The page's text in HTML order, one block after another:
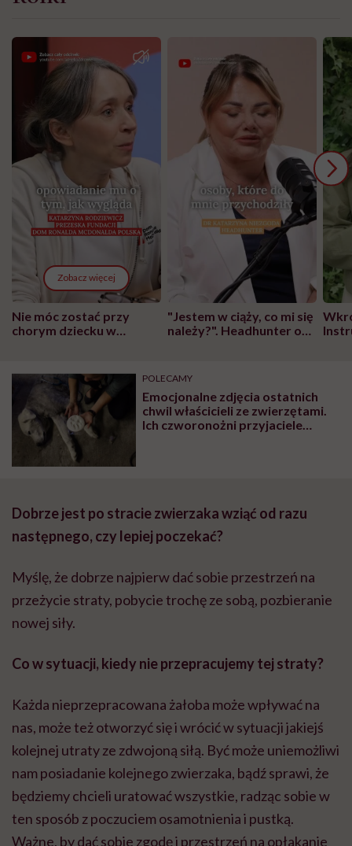
Zobacz więcej
Nie móc zostać przy
chorym dziecku w
może chyba tylko
głupota i brak
wyobraźni"
"Jestem w ciąży, co mi się
należy?". Headhunter o
pracy
POLECAMY
Emocjonalne zdjęcia ostatnich
chwil właścicieli ze zwierzętami.
Ich czworonożni przyjaciele
Dobrze jest po stracie zwierzaka wziąć od razu
następnego, czy lepiej poczekać?
Myślę, że dobrze najpierw dać sobie przestrzeń na
przeżycie straty, pobycie trochę ze sobą, pozbieranie
nowej siły.
Co w sytuacji, kiedy nie przepracujemy tej straty?
Każda nieprzepracowana żałoba możewpływać na
nas, może też otworzyć się i wrócić w sytuacji jakiejś
kolejnej utraty ze zdwojoną siłą. Być może uniemożliwi
nam posiadanie kolejnego zwierzaka, bądź sprawi, że
będziemy chcieli uratować wszystkie, radząc sobie w
ten sposób z poczuciem osamotnienia i pustką.
Ważne, by dać sobie zgodę i przestrzeń na opłakanie